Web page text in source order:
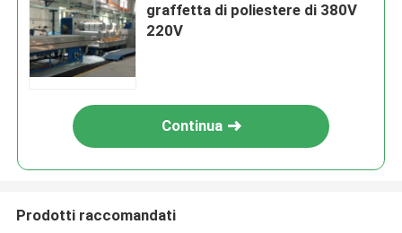
graffetta di poliestere di 380V
220V
Continua
Prodotti raccomandati